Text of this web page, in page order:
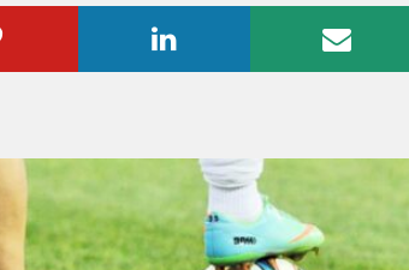
Pinterest Linkedin